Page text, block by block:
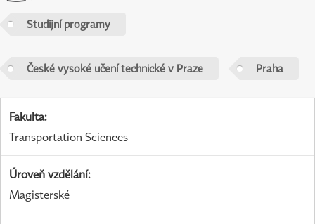
Studijní programy
České vysoké učení technické v Praze Praha
Fakulta:
Transportation Sciences
Úroveň vzdělání:
Magisterské